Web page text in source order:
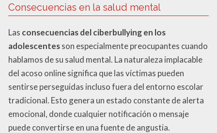
Consecuencias en la salud mental
Las consecuencias del ciberbullying en los
adolescentesson especialmente preocupantes cuando
hablamos de su salud mental. La naturaleza implacable
del acoso online significa que las víctimas pueden
sentirse perseguidas incluso fuera del entorno escolar
tradicional. Esto genera un estado constante de alerta
emocional, donde cualquier notificación o mensaje
puede convertirse en una fuente de angustia.